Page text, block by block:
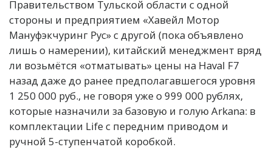
Правительством Тульской области с одной
стороны и предприятием «Хавейл Мотор
Мануфэкчуринг Рус» с другой (пока объявлено
лишь о намерении), китайский менеджмент вряд
ли возьмётся «отматывать» цены на Haval F7
назад даже до ранее предполагавшегося уровня
1 250 000 руб., не говоря уже о 999 000 рублях,
которые назначили за базовую и голую Arkana: в
комплектации Life с передним приводом и
ручной 5-ступенчатой коробкой.